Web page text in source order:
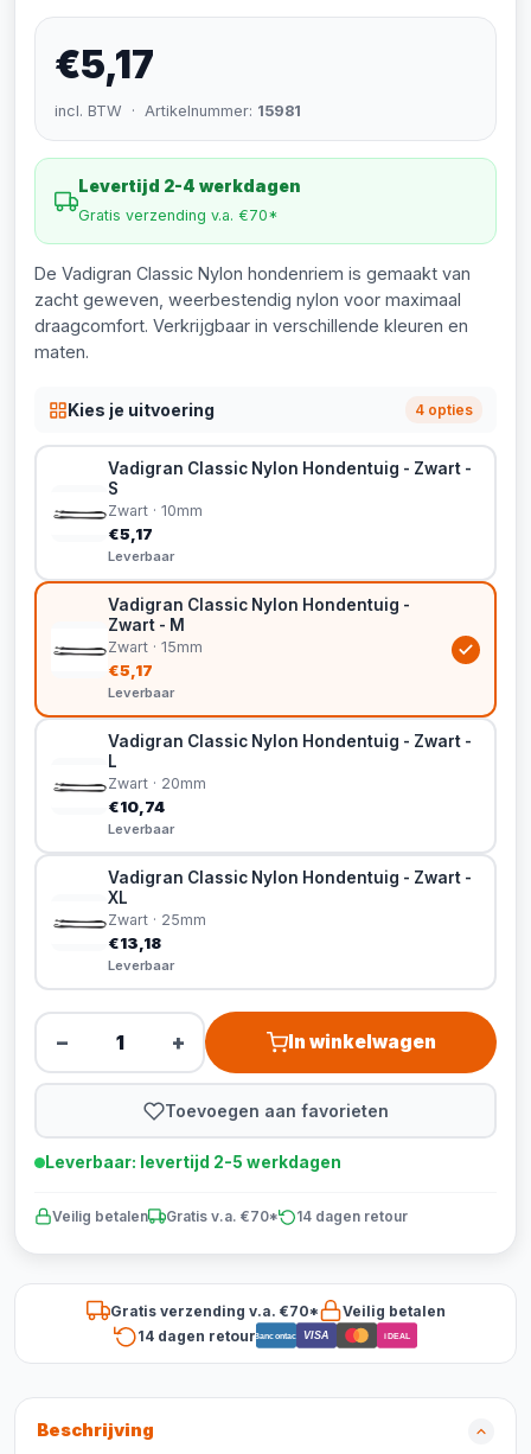
€5,17
incl. BTW · Artikelnummer: 15981
Levertijd 2-4 werkdagen
Gratis verzending v.a. €70*
De Vadigran Classic Nylon hondenriem is gemaakt van
zacht geweven, weerbestendig nylon voor maximaal
draagcomfort. Verkrijgbaar in verschillende kleuren en
maten.
Kies je uitvoering 4 opties
Vadigran Classic Nylon Hondentuig - Zwart -
S
Zwart · 10mm
€5,17
Leverbaar
Vadigran Classic Nylon Hondentuig -
Zwart - M
Zwart · 15mm
€5,17
Leverbaar
Vadigran Classic Nylon Hondentuig - Zwart -
L
Zwart · 20mm
€10,74
Leverbaar
Vadigran Classic Nylon Hondentuig - Zwart -
XL
Zwart · 25mm
€13,18
Leverbaar
− + In winkelwagen
Toevoegen aan favorieten
Leverbaar: levertijd 2-5 werkdagen
Veilig betalen Gratis v.a. €70* 14 dagen retour
Gratis verzending v.a. €70*
Veilig betalen
14 dagen retourBancontact VISA iDEAL
Beschrijving